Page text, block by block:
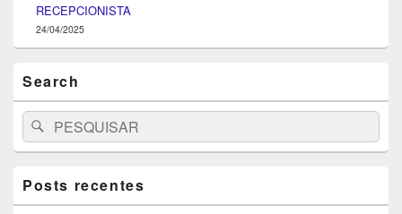
RECEPCIONISTA
24/04/2025
Search
Search
for:
Pesquisar
Posts recentes